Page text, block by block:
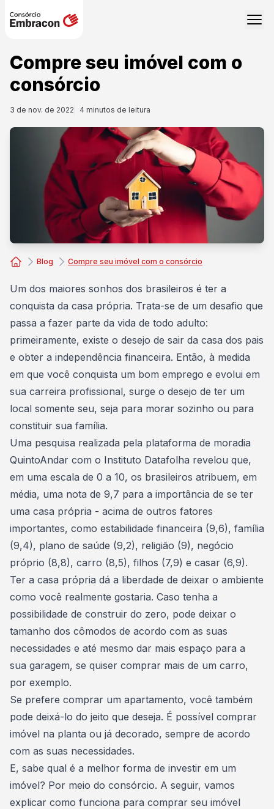
Compre seu imóvel com o
consórcio
3 de nov. de 2022 4 minutos de leitura
Blog Compre seu imóvel com o consórcio
Um dos maiores sonhos dos brasileiros é ter a
conquista da casa própria. Trata-se de um desafio que
passa a fazer parte da vida de todo adulto:
primeiramente, existe o desejo de sair da casa dos pais
e obter a independência financeira. Então, à medida
em que você conquista um bom emprego e evolui em
sua carreira profissional, surge o desejo de ter um
local somente seu, seja para morar sozinho ou para
constituir sua família.
Uma pesquisa realizada pela plataforma de moradia
QuintoAndar com o Instituto Datafolha revelou que,
em uma escala de 0 a 10, os brasileiros atribuem, em
média, uma nota de 9,7 para a importância de se ter
uma casa própria - acima de outros fatores
importantes, como estabilidade financeira (9,6), família
(9,4), plano de saúde (9,2), religião (9), negócio
próprio (8,8), carro (8,5), filhos (7,9) e casar (6,9).
Ter a casa própria dá a liberdade de deixar o ambiente
como você realmente gostaria. Caso tenha a
possibilidade de construir do zero, pode deixar o
tamanho dos cômodos de acordo com as suas
necessidades e até mesmo dar mais espaço para a
sua garagem, se quiser comprar mais de um carro,
por exemplo.
Se prefere comprar um apartamento, você também
pode deixá-lo do jeito que deseja. É possível comprar
imóvel na planta ou já decorado, sempre de acordo
com as suas necessidades.
E, sabe qual é a melhor forma de investir em um
imóvel? Por meio do consórcio. A seguir, vamos
explicar como funciona para comprar seu imóvel